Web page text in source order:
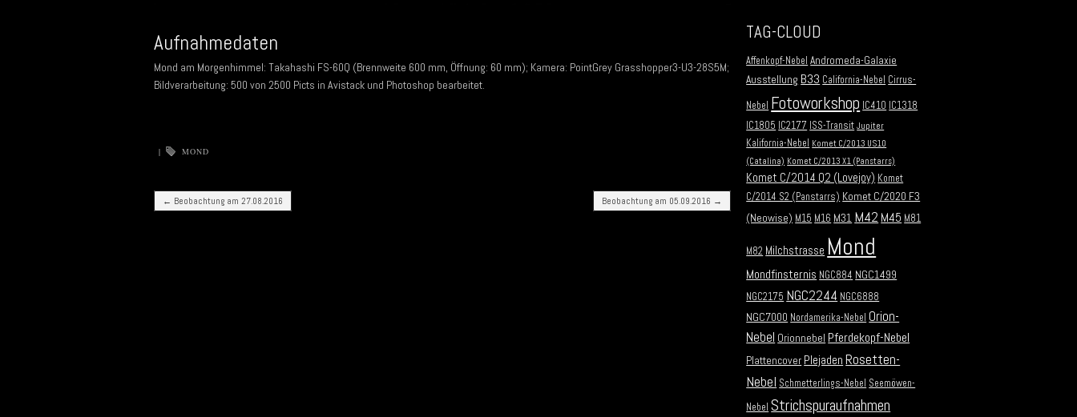
Aufnahmedaten
Mond am Morgenhimmel: Takahashi FS-60Q (Brennweite 600 mm, Öffnung: 60 mm); Kamera: PointGrey Grasshopper3-U3-28S5M;
Bildverarbeitung: 500 von 2500 Picts in Avistack und Photoshop bearbeitet.
| MOND
Post navigation
← Beobachtung am 27.08.2016 Beobachtung am 05.09.2016 →
TAG-CLOUD
Affenkopf-Nebel Andromeda-Galaxie
Ausstellung B33 California-Nebel Cirrus-
Nebel Fotoworkshop IC410 IC1318
IC1805 IC2177 ISS-Transit Jupiter
Kalifornia-Nebel Komet C/2013 US10
(Catalina) Komet C/2013 X1 (Panstarrs)
Komet C/2014 Q2 (Lovejoy) Komet
C/2014 S2 (Panstarrs) Komet C/2020 F3
(Neowise) M15 M16 M31 M42 M45 M81
M82 Milchstrasse Mond
Mondfinsternis NGC884 NGC1499
NGC2175 NGC2244 NGC6888
NGC7000 Nordamerika-Nebel Orion-
Nebel Orionnebel Pferdekopf-Nebel
Plattencover Plejaden Rosetten-
Nebel Schmetterlings-Nebel Seemöwen-
Nebel Strichspuraufnahmen